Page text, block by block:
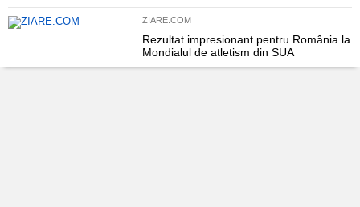
ZIARE.COM
Rezultat impresionant pentru România la
Mondialul de atletism din SUA